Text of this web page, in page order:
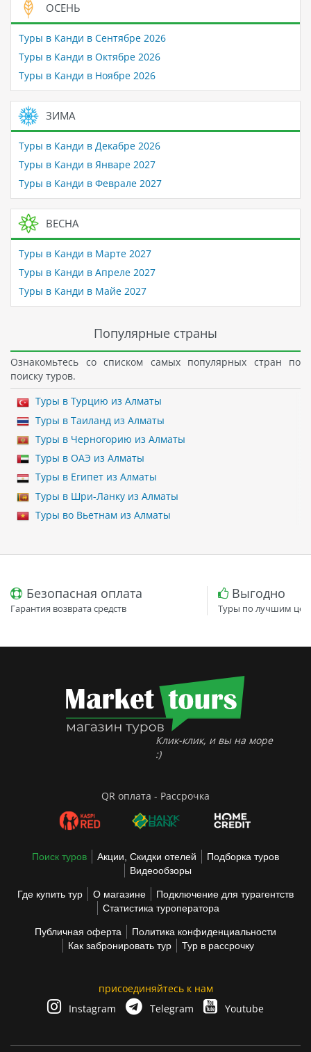
ОСЕНЬ
Туры в Канди в Сентябре 2026
Туры в Канди в Октябре 2026
Туры в Канди в Ноябре 2026
ЗИМА
Туры в Канди в Декабре 2026
Туры в Канди в Январе 2027
Туры в Канди в Феврале 2027
ВЕСНА
Туры в Канди в Марте 2027
Туры в Канди в Апреле 2027
Туры в Канди в Майе 2027
Популярные страны
Ознакомьтесь со списком самых популярных стран по
поиску туров.
Туры в Турцию из Алматы
Туры в Таиланд из Алматы
Туры в Черногорию из Алматы
Туры в ОАЭ из Алматы
Туры в Египет из Алматы
Туры в Шри-Ланку из Алматы
Туры во Вьетнам из Алматы
Безопасная оплата
Гарантия возврата средств
Выгодно
Туры по лучшим
Клик-клик, и вы на море
:)
QR оплата - Рассрочка
Поиск туров Акции, Скидки отелей
Подборка туров
Видеообзоры
Где купить тур О магазине
Подключение для турагентств
Статистика туроператора
Публичная оферта
Политика конфиденциальности
Как забронировать тур
Тур в рассрочку
присоединяйтесь к нам
Instagram
Telegram Youtube